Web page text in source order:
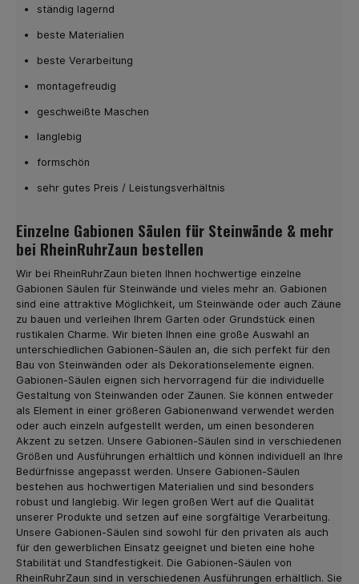
ständig lagernd
beste Materialien
beste Verarbeitung
montagefreudig
geschweißte Maschen
langlebig
formschön
sehr gutes Preis / Leistungsverhältnis
Einzelne Gabionen Säulen für Steinwände & mehr
bei RheinRuhrZaun bestellen
Wir bei RheinRuhrZaun bieten Ihnen hochwertige einzelne
Gabionen Säulen für Steinwände und vieles mehr an. Gabionen
sind eine attraktive Möglichkeit, um Steinwände oder auch Zäune
zu bauen und verleihen Ihrem Garten oder Grundstück einen
rustikalen Charme. Wir bieten Ihnen eine große Auswahl an
unterschiedlichen Gabionen-Säulen an, die sich perfekt für den
Bau von Steinwänden oder als Dekorationselemente eignen.
Gabionen-Säulen eignen sich hervorragend für die individuelle
Gestaltung von Steinwänden oder Zäunen. Sie können entweder
als Element in einer größeren Gabionenwand verwendet werden
oder auch einzeln aufgestellt werden, um einen besonderen
Akzent zu setzen. Unsere Gabionen-Säulen sind in verschiedenen
Größen und Ausführungen erhältlich und können individuell an Ihre
Bedürfnisse angepasst werden. Unsere Gabionen-Säulen
bestehen aus hochwertigen Materialien und sind besonders
robust und langlebig. Wir legen großen Wert auf die Qualität
unserer Produkte und setzen auf eine sorgfältige Verarbeitung.
Unsere Gabionen-Säulen sind sowohl für den privaten als auch
für den gewerblichen Einsatz geeignet und bieten eine hohe
Stabilität und Standfestigkeit. Die Gabionen-Säulen von
RheinRuhrZaun sind in verschiedenen Ausführungen erhältlich. Sie